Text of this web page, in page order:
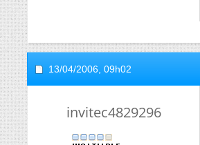
13/04/2006, 09h02
invitec4829296